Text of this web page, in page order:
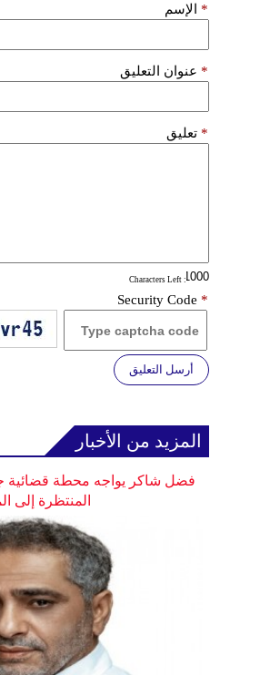
الإسم *
عنوان التعليق *
تعليق *
: Characters Left
Security Code *
أرسل التعليق
المزيد من الأخبار
فضل شاكر يواجه محطة قضائية
المنتظرة إلى